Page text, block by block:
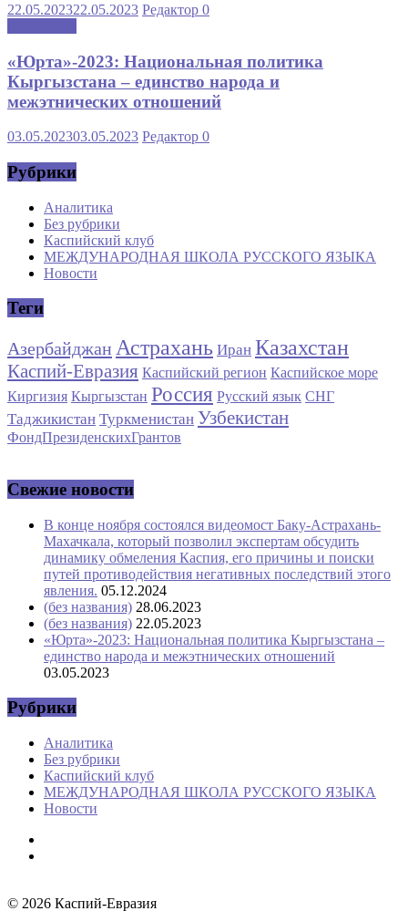
22.05.202322.05.2023 Редактор 0
«Юрта»-2023: Национальная политика
Кыргызстана – единство народа и
межэтнических отношений
03.05.202303.05.2023 Редактор 0
Рубрики
Аналитика
Без рубрики
Каспийский клуб
МЕЖДУНАРОДНАЯ ШКОЛА РУССКОГО ЯЗЫКА
Новости
Теги
Азербайджан Астрахань Иран Казахстан
Каспий-Евразия Каспийский регион Каспийское море
Киргизия Кыргызстан Россия Русский язык СНГ
Таджикистан Туркменистан Узбекистан
ФондПрезиденскихГрантов
Свежие новости
В конце ноября состоялся видеомост Баку-Астрахань-
Махачкала, который позволил экспертам обсудить
динамику обмеления Каспия, его причины и поиски
путей противодействия негативных последствий этого
явления. 05.12.2024
(без названия) 28.06.2023
(без названия) 22.05.2023
«Юрта»-2023: Национальная политика Кыргызстана –
единство народа и межэтнических отношений
03.05.2023
Рубрики
Аналитика
Без рубрики
Каспийский клуб
МЕЖДУНАРОДНАЯ ШКОЛА РУССКОГО ЯЗЫКА
Новости
© 2026 Каспий-Евразия